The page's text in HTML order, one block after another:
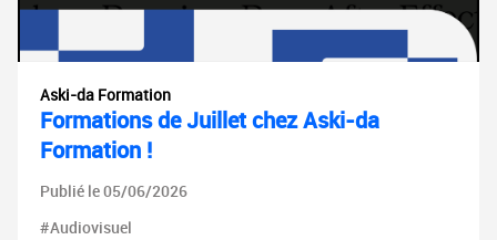
Aski-da Formation
Formations de Juillet chez Aski-da
Formation !
Publié le 05/06/2026
#Audiovisuel